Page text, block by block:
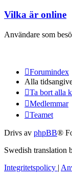
Vilka är online
Användare som
Forumindex
Alla
Ta bort alla
Medlemmar
Teamet
Drivs av phpBB®
Swedish translation
Integritetspolicy |